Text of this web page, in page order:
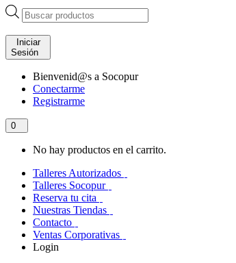
Búsqueda
de
productos
Iniciar
Sesión
Bienvenid@s a Socopur
Conectarme
Registrarme
0
No hay productos en el carrito.
Talleres Autorizados
Talleres Socopur
Reserva tu cita
Nuestras Tiendas
Contacto
Ventas Corporativas
Login